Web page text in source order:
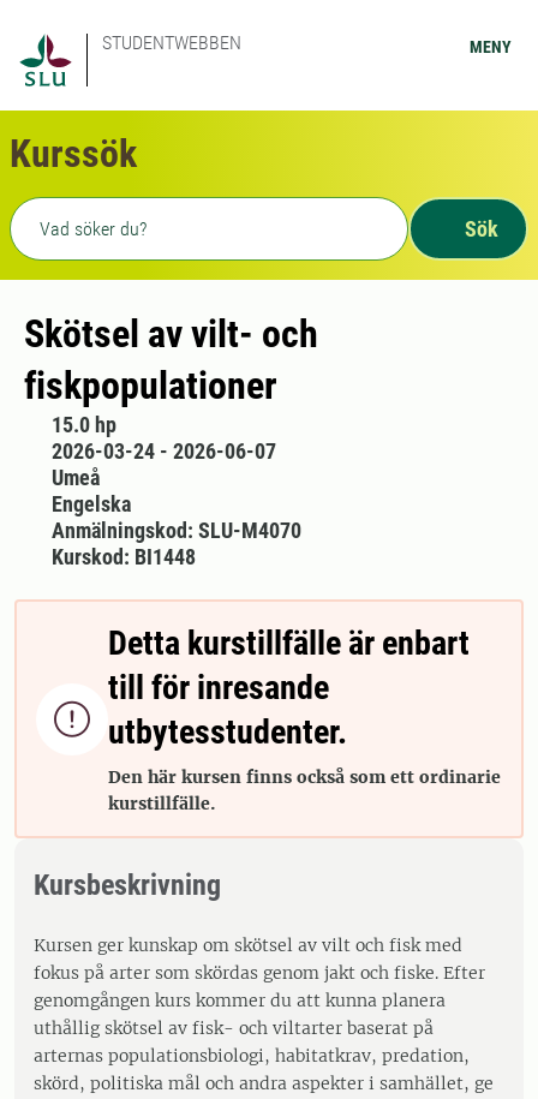
STUDENTWEBBEN MENY
Kurssök
Fritext sökning
Sök
Skötsel av vilt- och
fiskpopulationer
15.0 hp
2026-03-24 - 2026-06-07
Umeå
Engelska
Anmälningskod: SLU-M4070
Kurskod: BI1448

Detta kurstillfälle är enbart
till för inresande
utbytesstudenter.
Den här kursen finns också som ett ordinarie
kurstillfälle.
Kursbeskrivning
Kursen ger kunskap om skötsel av vilt och fisk med
fokus på arter som skördas genom jakt och fiske. Efter
genomgången kurs kommer du att kunna planera
uthållig skötsel av fisk- och viltarter baserat på
arternas populationsbiologi, habitatkrav, predation,
skörd, politiska mål och andra aspekter i samhället, ge